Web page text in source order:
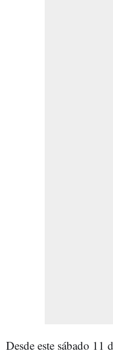
Desde este sábado 11